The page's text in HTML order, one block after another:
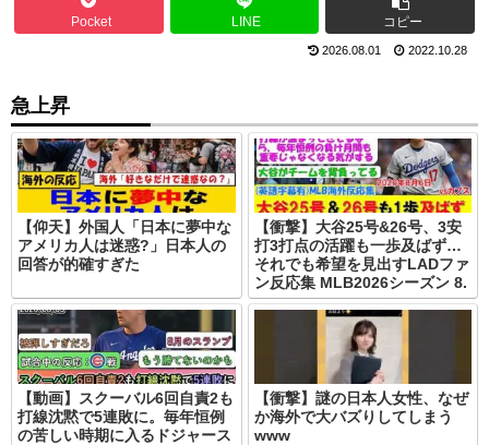
Pocket LINE コピー
2026.08.01 2022.10.28
急上昇
【仰天】外国人「日本に夢中な
アメリカ人は迷惑?」日本人の
回答が的確すぎた
【衝撃】大谷25号&26号、3安
打3打点の活躍も一歩及ばず…
それでも希望を見出すLADファ
ン反応集 MLB2026シーズン 8.
【動画】スクーバル6回自責2も
打線沈黙で5連敗に。毎年恒例
の苦しい時期に入るドジャース
【衝撃】謎の日本人女性、なぜ
か海外で大バズりしてしまう
www